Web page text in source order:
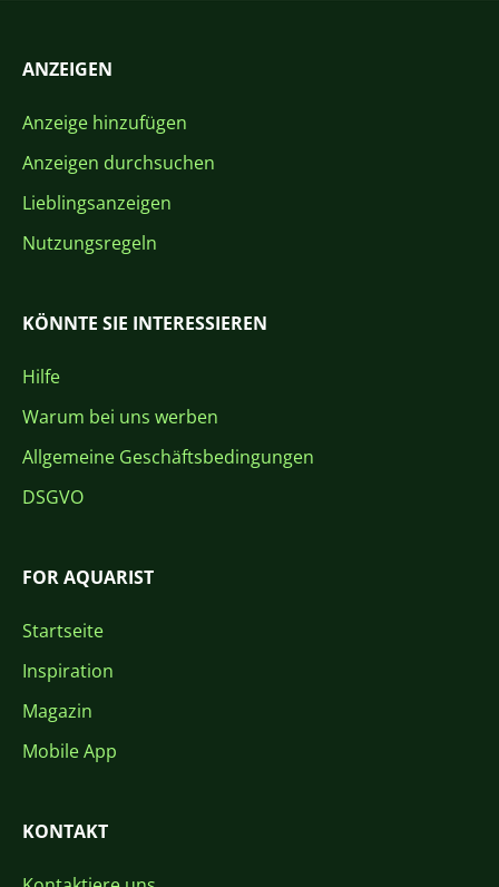
ANZEIGEN
Anzeige hinzufügen
Anzeigen durchsuchen
Lieblingsanzeigen
Nutzungsregeln
KÖNNTE SIE INTERESSIEREN
Hilfe
Warum bei uns werben
Allgemeine Geschäftsbedingungen
DSGVO
FOR AQUARIST
Startseite
Inspiration
Magazin
Mobile App
KONTAKT